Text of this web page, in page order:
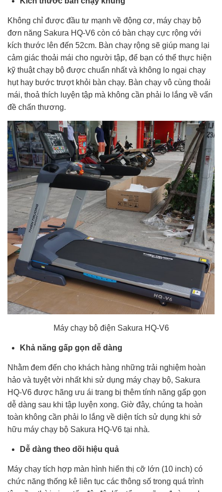
Không chỉ được đầu tư mạnh về động cơ, máy chạy bộ
đơn năng Sakura HQ-V6 còn có bàn chạy cực rộng với
kích thước lên đến 52cm. Bàn chạy rộng sẽ giúp mang lại
cảm giác thoải mái cho người tập, để bạn có thể thực hiện
kỹ thuật chạy bộ được chuẩn nhất và không lo ngại chạy
hụt hay bước trượt khỏi bàn chạy. Bàn chạy vô cùng thoải
mái, thoả thích luyện tập mà không cần phải lo lắng về vấn
đề chấn thương.
Máy chạy bộ điện Sakura HQ-V6
Khả năng gấp gọn dễ dàng
Nhằm đem đến cho khách hàng những trải nghiệm hoàn
hảo và tuyệt vời nhất khi sử dụng máy chạy bộ, Sakura
HQ-V6 được hãng ưu ái trang bị thêm tính năng gấp gọn
dễ dàng sau khi tập luyện xong. Giờ đây, chúng ta hoàn
toàn không cần phải lo lắng về diện tích sử dụng khi sở
hữu máy chạy bộ Sakura HQ-V6 tại nhà.
Dễ dàng theo dõi hiệu quả
Máy chạy tích hợp màn hình hiển thị cỡ lớn (10 inch) có
chức năng thống kê liên tục các thông số trong quá trình